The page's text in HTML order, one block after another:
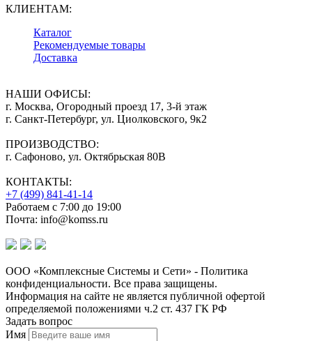
КЛИЕНТАМ:
Каталог
Рекомендуемые товары
Доставка
НАШИ ОФИСЫ:
г. Москва, Огородный проезд 17, 3-й этаж
г. Санкт-Петербург, ул. Циолковского, 9к2
ПРОИЗВОДСТВО:
г. Сафоново, ул. Октябрьская 80В
КОНТАКТЫ:
+7 (499) 841-41-14
Работаем с 7:00 до 19:00
Почта: info@komss.ru
ООО «Комплексные Системы и Сети» - Политика
конфиденциальности. Все права защищены.
Информация на сайте не является публичной офертой
определяемой положениями ч.2 ст. 437 ГК РФ
Задать вопрос
Имя